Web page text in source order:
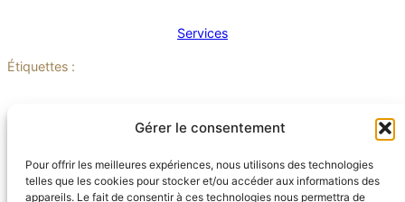
Gérer le consentement
Pour offrir les meilleures expériences, nous utilisons des technologies
telles que les cookies pour stocker et/ou accéder aux informations des
appareils. Le fait de consentir à ces technologies nous permettra de
Services
Étiquettes :